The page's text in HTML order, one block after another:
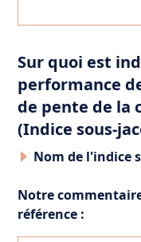
Sur quoi est
performance
de pente de la
(Indice sous-
Nom de l'indice
Notre
référence :